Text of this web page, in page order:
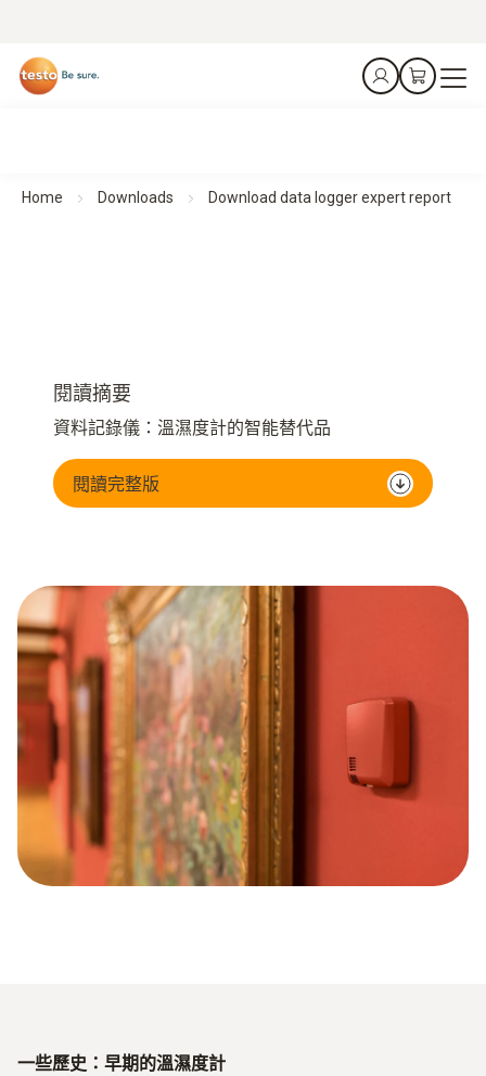
Home Downloads Download data logger expert report
閱讀摘要
資料記錄儀：溫濕度計的智能替代品
閱讀完整版
一些歷史：早期的溫濕度計